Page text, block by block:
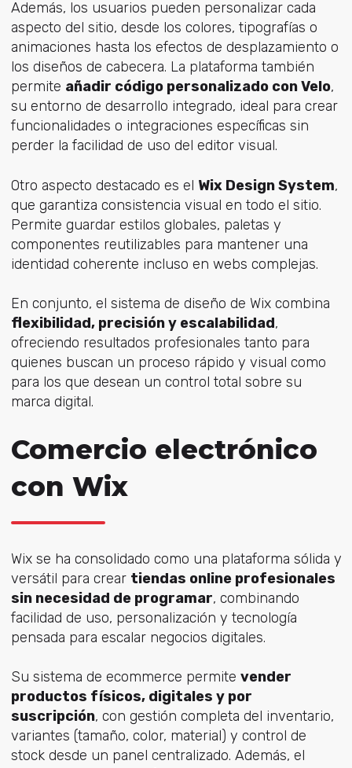
Además, los usuarios pueden personalizar cada
aspecto del sitio, desde los colores, tipografías o
animaciones hasta los efectos de desplazamiento o
los diseños de cabecera. La plataforma también
permite añadir código personalizado con Velo,
su entorno de desarrollo integrado, ideal para crear
funcionalidades o integraciones específicas sin
perder la facilidad de uso del editor visual.
Otro aspecto destacado es el Wix Design System,
que garantiza consistencia visual en todo el sitio.
Permite guardar estilos globales, paletas y
componentes reutilizables para mantener una
identidad coherente incluso en webs complejas.
En conjunto, el sistema de diseño de Wix combina
flexibilidad, precisión y escalabilidad,
ofreciendo resultados profesionales tanto para
quienes buscan un proceso rápido y visual como
para los que desean un control total sobre su
marca digital.
Comercio electrónico
con Wix
Wix se ha consolidado como una plataforma sólida y
versátil para crear tiendas online profesionales
sin necesidad de programar, combinando
facilidad de uso, personalización y tecnología
pensada para escalar negocios digitales.
Su sistema de ecommerce permite vender
productos físicos, digitales y por
suscripción, con gestión completa del inventario,
variantes (tamaño, color, material) y control de
stock desde un panel centralizado. Además, el